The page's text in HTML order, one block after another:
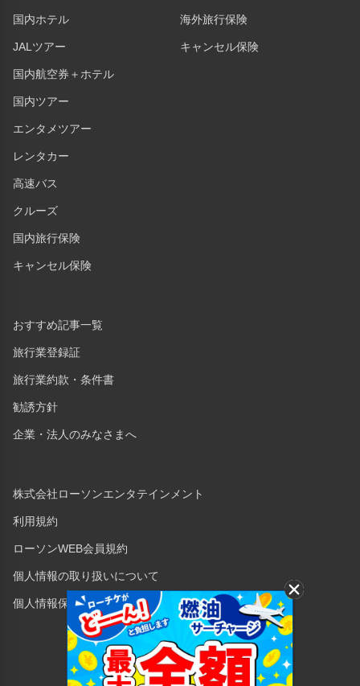
国内ホテル
JALツアー
国内航空券＋ホテル
国内ツアー
エンタメツアー
レンタカー
高速バス
クルーズ
国内旅行保険
キャンセル保険
海外旅行保険
キャンセル保険
おすすめ記事一覧
旅行業登録証
旅行業約款・条件書
勧誘方針
企業・法人のみなさまへ
株式会社ローソンエンタテインメント
利用規約
ローソンWEB会員規約
個人情報の取り扱いについて
個人情報保護方針